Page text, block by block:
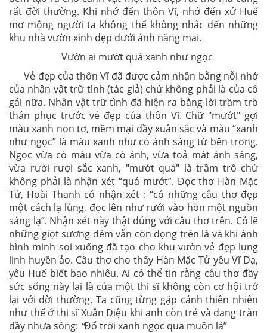
rất đời thường. Khi nhớ đến thôn Vĩ, nhớ đến xứ Huế
mơ mộng người ta không thể không nhắc đến những
khu nhà vườn xinh đẹp dưới ánh nắng mai.
Vườn ai mướt quá xanh như ngọc
Vẻ đẹp của thôn Vĩ đã được cảm nhận bằng nỗi nhớ
của nhân vật trữ tình (tác giả) chứ không phải là của cô
gái nữa. Nhân vật trữ tình đã hiện ra bằng lời trầm trồ
thán phục trước vẻ đẹp của thôn Vĩ. Chữ "mướt" gợi
màu xanh non tơ, mềm mại đầy xuân sắc và màu “xanh
như ngọc” là màu xanh như có ánh sáng từ bên trong.
Ngọc vừa có màu vừa có ánh, vừa toả mát ánh sáng,
vừa rười rượi sắc xanh, "mướt quá" là trầm trồ chứ
không phải là nhận xét “quá mướt”. Đọc thơ Hàn Mặc
Tử, Hoài Thanh có nhận xét : “có những câu thơ đẹp
một cách lạ lùng, đọc lên như rưới vào hồn một nguồn
sáng lạ”. Nhận xét này thật đúng với câu thơ trên. Có lẽ
những giọt sương đêm vẫn còn đọng trên lá và khi ánh
bình minh soi xuống đã tạo cho khu vườn vẻ đẹp lung
linh huyền ảo. Câu thơ cho thấy Hàn Mặc Tử yêu Vĩ Dạ,
yêu Huế biết bao nhiêu. Ai có thể tin rằng câu thơ đầy
sức sống này lại là của một thi sĩ không còn cơ hội trở
lại với đời thường. Ta cũng từng gặp cảnh thiên nhiên
như thế ở thi sĩ Xuân Diệu khi anh còn trẻ và đang tràn
đầy nhựa sống: “Đổ trời xanh ngọc qua muôn lá”